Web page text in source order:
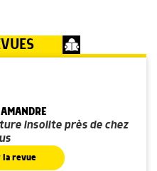
insolite près de chez
la revue